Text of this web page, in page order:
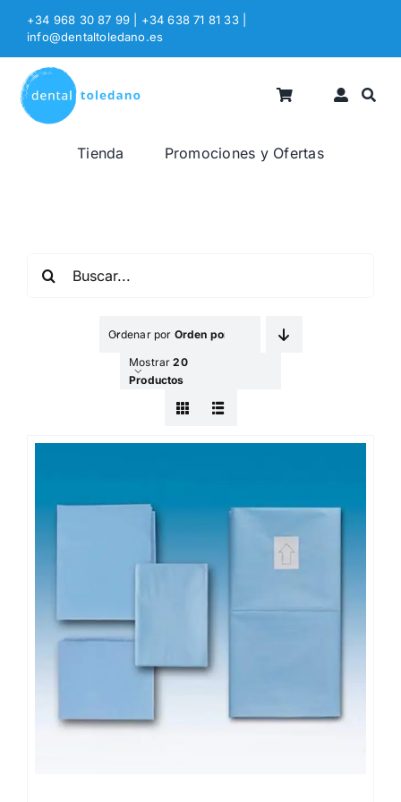
Saltar
contenido
+34 968 30 87 99 | +34 638 71 81 33
info@dentaltoledano.es
Tienda Promociones y Ofertas
Ordenar por Orden por Defecto
Mostrar20
Productos